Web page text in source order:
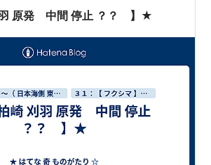
原発 中間 停止 ？？ 】★